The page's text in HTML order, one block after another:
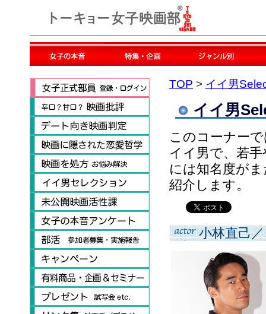
TOP > イイ男
イイ男
このコーナー
イイ男で、若
には知名度が
紹介します。
小林直己